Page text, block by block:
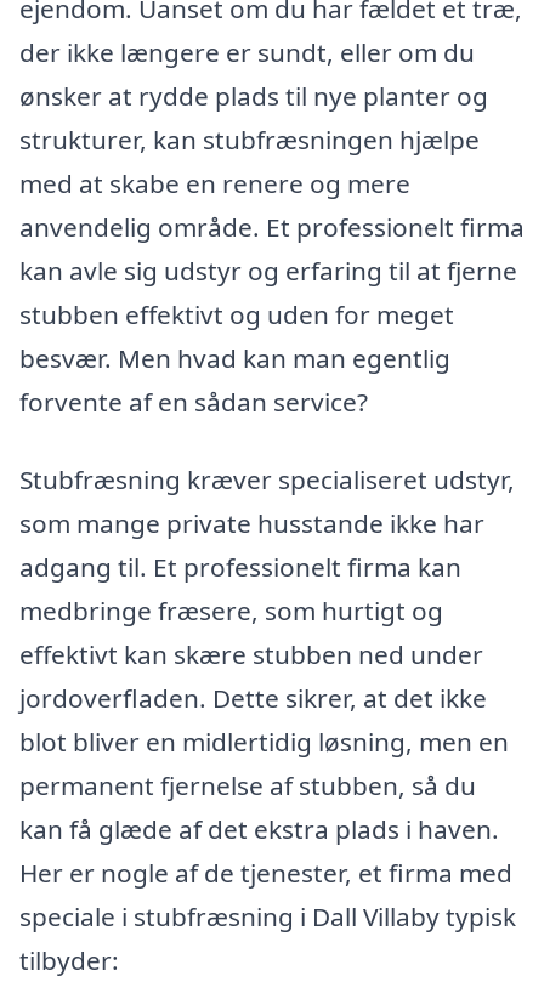
ejendom. Uanset om du har fældet et træ,
der ikke længere er sundt, eller om du
ønsker at rydde plads til nye planter og
strukturer, kan stubfræsningen hjælpe
med at skabe en renere og mere
anvendelig område. Et professionelt firma
kan avle sig udstyr og erfaring til at fjerne
stubben effektivt og uden for meget
besvær. Men hvad kan man egentlig
forvente af en sådan service?
Stubfræsning kræver specialiseret udstyr,
som mange private husstande ikke har
adgang til. Et professionelt firma kan
medbringe fræsere, som hurtigt og
effektivt kan skære stubben ned under
jordoverfladen. Dette sikrer, at det ikke
blot bliver en midlertidig løsning, men en
permanent fjernelse af stubben, så du
kan få glæde af det ekstra plads i haven.
Her er nogle af de tjenester, et firma med
speciale i stubfræsning i Dall Villaby typisk
tilbyder: